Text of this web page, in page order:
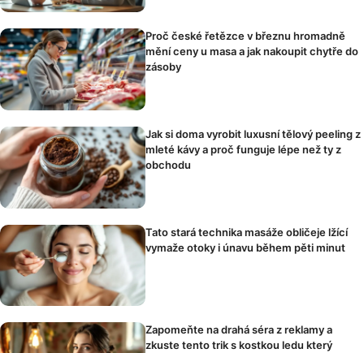
Proč české řetězce v březnu hromadně
mění ceny u masa a jak nakoupit chytře do
zásoby
Jak si doma vyrobit luxusní tělový peeling z
mleté kávy a proč funguje lépe než ty z
obchodu
Tato stará technika masáže obličeje lžící
vymaže otoky i únavu během pěti minut
Zapomeňte na drahá séra z reklamy a
zkuste tento trik s kostkou ledu který